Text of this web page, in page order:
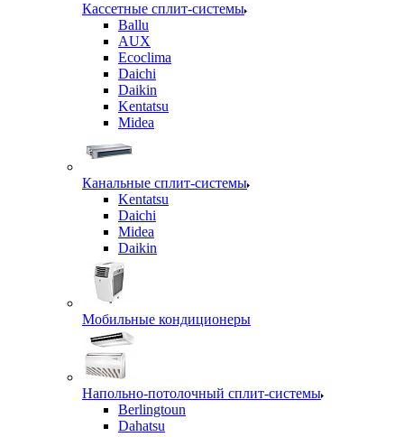
Кассетные сплит-системы
Ballu
AUX
Ecoclima
Daichi
Daikin
Kentatsu
Midea
Канальные сплит-системы
Kentatsu
Daichi
Midea
Daikin
Мобильные кондиционеры
Напольно-потолочный сплит-системы
Berlingtoun
Dahatsu